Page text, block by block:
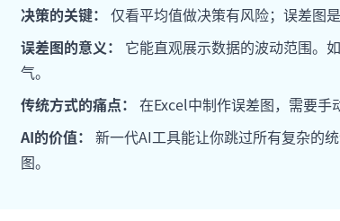
销售
支持销售管道、目标、预测和营收跟踪。
项目
提示词库
用于分析、报表和清洗的实用提
快速入门
决策的关键： 仅看平均值做决策有风险；误差图
误差图的意义：
它能直观展示数据的波动范围。
气。
传统方式的痛点： 在Excel中制作误差图，需要手
AI的价值： 新一代AI工具能让你跳过所有复杂的
图。